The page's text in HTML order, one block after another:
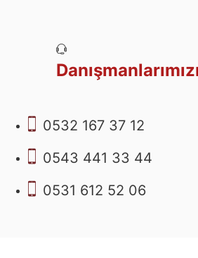
0532 167 37 12
0543 441 33 44
0531 612 52 06